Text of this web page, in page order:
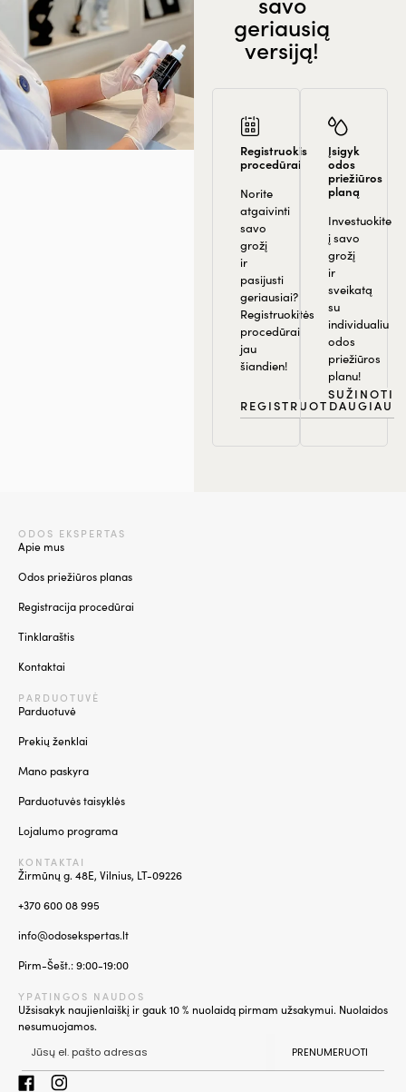
geriausią
versiją!
Registruokis
procedūrai
Norite
atgaivinti
savo
grožį
ir
pasijusti
geriausiai?
Registruokitės
procedūrai
jau
šiandien!
REGISTRUOTIS
Įsigyk
odos
priežiūros
planą
Investuokite
į savo
grožį
ir
sveikatą
su
individualiu
odos
priežiūros
planu!
SUŽINOTI
DAUGIAU
ODOS EKSPERTAS
Apie mus
Odos priežiūros planas
Registracija procedūrai
Tinklaraštis
Kontaktai
PARDUOTUVĖ
Parduotuvė
Prekių ženklai
Mano paskyra
Parduotuvės taisyklės
Lojalumo programa
KONTAKTAI
Žirmūnų g. 48E, Vilnius, LT-09226
+370 600 08 995
info@odosekspertas.lt
Pirm-Šešt.: 9:00-19:00
YPATINGOS NAUDOS
Užsisakyk naujienlaiškį ir gauk 10 % nuolaidą pirmam užsakymui. Nuolaidos
nesumuojamos.
PRENUMERUOTI